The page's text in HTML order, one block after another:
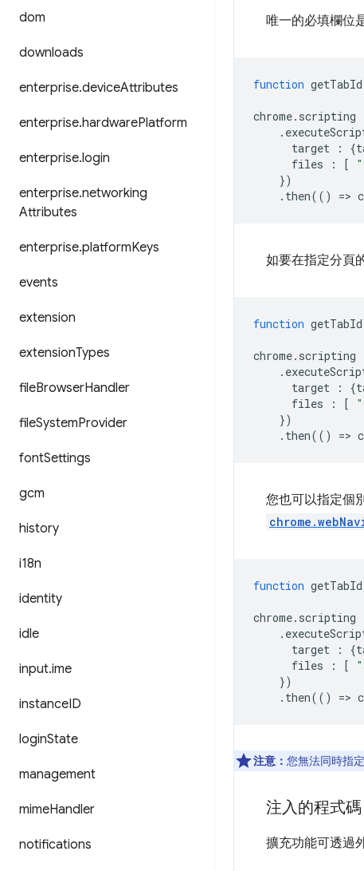
dom
downloads
enterprise.deviceAttributes
enterprise.hardwarePlatform
enterprise.login
enterprise.networking
Attributes
enterprise.platformKeys
events
extension
extensionTypes
fileBrowserHandler
fileSystemProvider
fontSettings
gcm
history
i18n
identity
idle
input.ime
instanceID
loginState
management
mimeHandler
notifications
唯一的必填欄位
function getTabId
chrome. scripting
.
target
: {
files
: [
})
. then(() =>
如要在指定分頁
function getTabId
chrome. scripting
.
target
: {
files
: [
})
. then(() =>
您也可以指定個
function getTabId
chrome. scripting
.
target
: {
files
: [
})
. then(() =>
注意： 您無法同時指定
注入的程式碼
擴充功能可透過